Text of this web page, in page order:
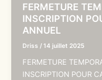
FERMETURE
INSCRIPTION
ANNUEL
Driss /14 juillet 2025
FERMETURE
INSCRIPTION POUR